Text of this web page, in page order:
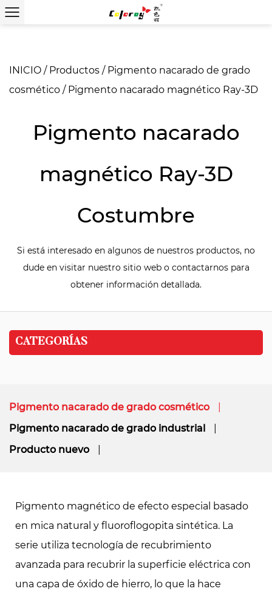
INICIO / Productos / Pigmento nacarado de grado
cosmético / Pigmento nacarado magnético Ray-3D
Pigmento nacarado
magnético Ray-3D
Costumbre
Si está interesado en algunos de nuestros productos, no
dude en visitar nuestro sitio web o contactarnos para
obtener información detallada.
CATEGORÍAS
Pigmento nacarado de grado cosmético
Pigmento nacarado de grado industrial
Producto nuevo
Pigmento magnético de efecto especial basado
en mica natural y fluoroflogopita sintética. La
serie utiliza tecnología de recubrimiento
avanzada para recubrir la superficie eléctrica con
una capa de óxido de hierro, lo que la hace